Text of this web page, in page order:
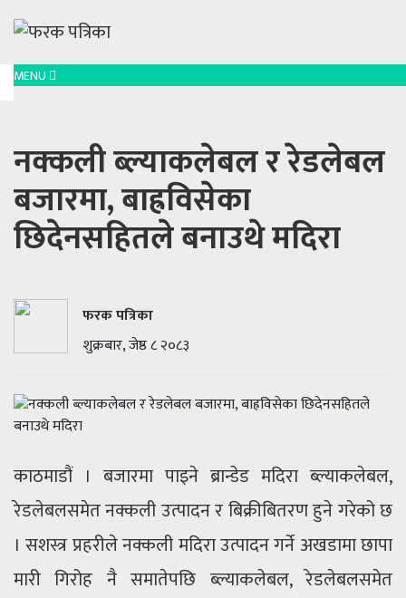
MENU
नक्कली ब्ल्याकलेबल र रेडलेबल
बजारमा, बाह्रविसेका
छिदेनसहितले बनाउथे मदिरा
फरक पत्रिका
शुक्रबार, जेष्ठ ८ २०८३
काठमाडौं । बजारमा पाइने ब्रान्डेड मदिरा ब्ल्याकलेबल,
रेडलेबलसमेत नक्कली उत्पादन र बिक्रीबितरण हुने गरेको छ
। सशस्त्र प्रहरीले नक्कली मदिरा उत्पादन गर्ने अखडामा छापा
मारी गिरोह नै समातेपछि ब्ल्याकलेबल, रेडलेबलसमेत